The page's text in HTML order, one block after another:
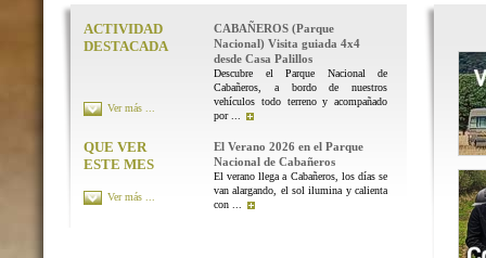
ACTIVIDAD
DESTACADA
CABAÑEROS (Parque
Nacional) Visita guiada 4x4
desde Casa Palillos
Descubre el Parque Nacional de
Cabañeros, a bordo de nuestros
vehículos todo terreno y acompañado
por ...
Ver más ...
QUE VER
ESTE MES
El Verano 2026 en el Parque
Nacional de Cabañeros
El verano llega a Cabañeros, los días se
van alargando, el sol ilumina y calienta
con ...
Ver más ...